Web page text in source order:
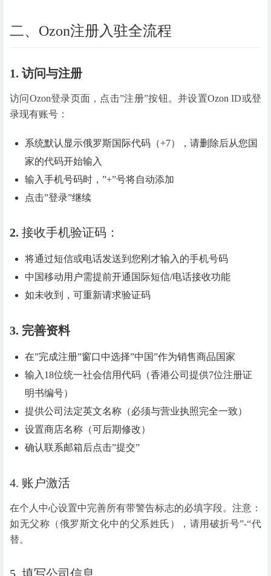
二、Ozon注册入驻全流程
1. 访问与注册
访问Ozon登录页面，点击”注册”按钮。并设置Ozon ID或登
录现有账号：
系统默认显示俄罗斯国际代码（+7），请删除后从您国
家的代码开始输入
输入手机号码时，”+”号将自动添加
点击”登录”继续
2. 接收手机验证码：
将通过短信或电话发送到您刚才输入的手机号码
中国移动用户需提前开通国际短信/电话接收功能
如未收到，可重新请求验证码
3. 完善资料
在”完成注册”窗口中选择”中国”作为销售商品国家
输入18位统一社会信用代码（香港公司提供7位注册证
明书编号）
提供公司法定英文名称（必须与营业执照完全一致）
设置商店名称（可后期修改）
确认联系邮箱后点击”提交”
4. 账户激活
在个人中心设置中完善所有带警告标志的必填字段。注意：
如无父称（俄罗斯文化中的父系姓氏），请用破折号”-“代
替。